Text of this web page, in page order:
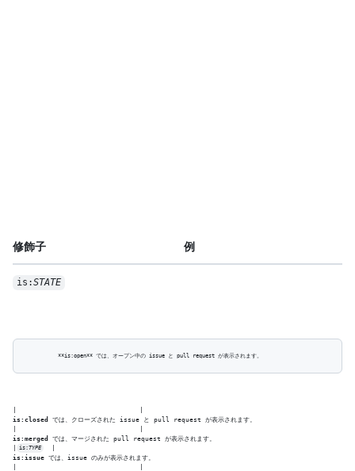
修飾子 例
is:STATE
is:closed
では、クローズされた issue と pull request が表示されます。
is:merged
では、マージされた pull request が表示されます。
is:TYPE
is:issue では、issue のみが表示されます。